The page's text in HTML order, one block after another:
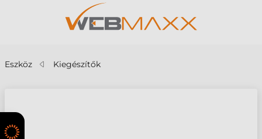
Eszköz Kiegészítők